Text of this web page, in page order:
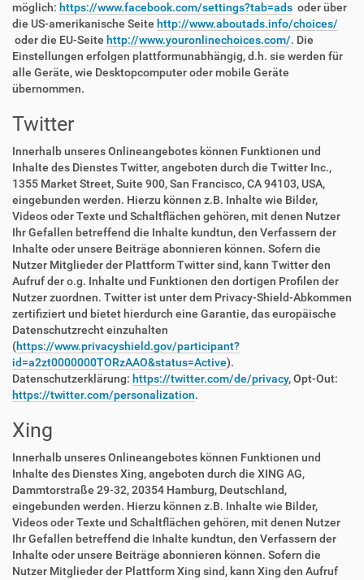
möglich: https://www.facebook.com/settings?tab=ads oder über
die US-amerikanische Seite http://www.aboutads.info/choices/
oder die EU-Seite http://www.youronlinechoices.com/. Die
Einstellungen erfolgen plattformunabhängig, d.h. sie werden für
alle Geräte, wie Desktopcomputer oder mobile Geräte
übernommen.
Twitter
Innerhalb unseres Onlineangebotes können Funktionen und
Inhalte des Dienstes Twitter, angeboten durch die Twitter Inc.,
1355 Market Street, Suite 900, San Francisco, CA 94103, USA,
eingebunden werden. Hierzu können z.B. Inhalte wie Bilder,
Videos oder Texte und Schaltflächen gehören, mit denen Nutzer
Ihr Gefallen betreffend die Inhalte kundtun, den Verfassern der
Inhalte oder unsere Beiträge abonnieren können. Sofern die
Nutzer Mitglieder der Plattform Twitter sind, kann Twitter den
Aufruf der o.g. Inhalte und Funktionen den dortigen Profilen der
Nutzer zuordnen. Twitter ist unter dem Privacy-Shield-Abkommen
zertifiziert und bietet hierdurch eine Garantie, das europäische
Datenschutzrecht einzuhalten
(https://www.privacyshield.gov/participant?
id=a2zt0000000TORzAAO&status=Active).
Datenschutzerklärung: https://twitter.com/de/privacy, Opt-Out:
https://twitter.com/personalization.
Xing
Innerhalb unseres Onlineangebotes können Funktionen und
Inhalte des Dienstes Xing, angeboten durch die XING AG,
Dammtorstraße 29-32, 20354 Hamburg, Deutschland,
eingebunden werden. Hierzu können z.B. Inhalte wie Bilder,
Videos oder Texte und Schaltflächen gehören, mit denen Nutzer
Ihr Gefallen betreffend die Inhalte kundtun, den Verfassern der
Inhalte oder unsere Beiträge abonnieren können. Sofern die
Nutzer Mitglieder der Plattform Xing sind, kann Xing den Aufruf